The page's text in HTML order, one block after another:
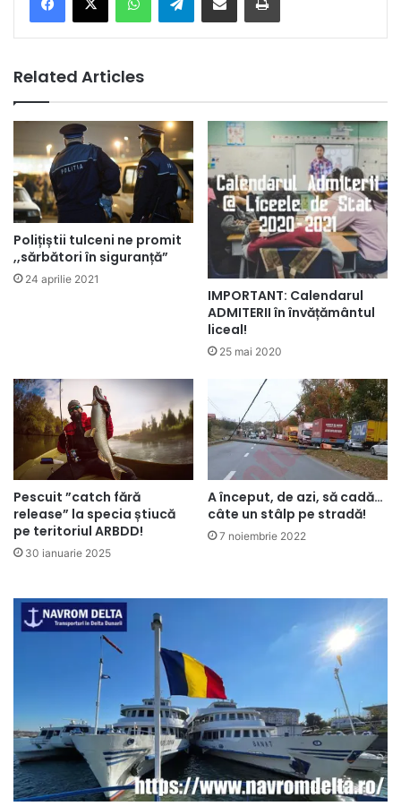
Related Articles
Polițiștii tulceni ne promit
,,sărbători în siguranță”
24 aprilie 2021
IMPORTANT: Calendarul
ADMITERII în învățământul
liceal!
25 mai 2020
Pescuit ”catch fără
release” la specia știucă
pe teritoriul ARBDD!
30 ianuarie 2025
A început, de azi, să cadă…
câte un stâlp pe stradă!
7 noiembrie 2022